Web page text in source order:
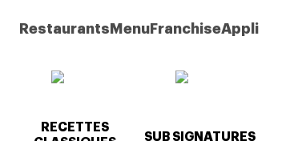
Restaurants Menu FranchiseAppli
RECETTES
SUB SIGNATURES